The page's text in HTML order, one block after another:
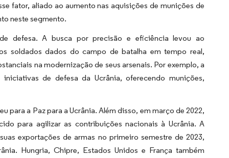
fator, aliado ao aumento nas aquisições de munições de
neste segmento.
defesa. A busca por precisão e eficiência levou ao
soldados dados do campo de batalha em tempo real,
na modernização de seus arsenais. Por exemplo, a
de defesa da Ucrânia, oferecendo munições,
para a Paz para a Ucrânia. Além disso, em março de 2022,
para agilizar as contribuições nacionais à Ucrânia. A
exportações de armas no primeiro semestre de 2023,
Hungria, Chipre, Estados Unidos e França também